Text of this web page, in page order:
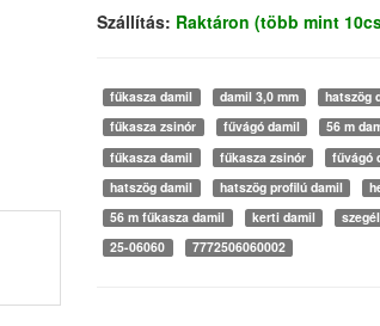
Szállítás: Raktáron (több mint
fűkasza damil damil 3,0 mm hatszög
fűkasza zsinór
fűvágó damil 56 m
fűkasza damil
fűkasza zsinór fűvágó
hatszög damil
hatszög profilú damil
56 m fűkasza damil
kerti damil
25-06060
7772506060002